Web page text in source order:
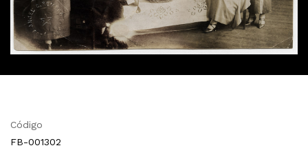
Código
FB-001302